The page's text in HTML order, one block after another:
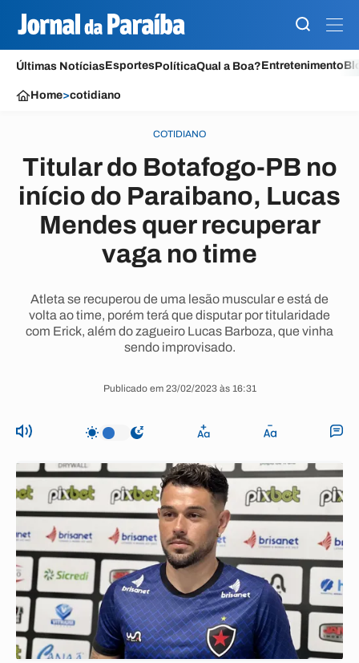
Últimas NotíciasEsportesPolíticaQual a Boa?Entretenimento
Home>cotidiano
COTIDIANO
Titular do Botafogo-PB no
início do Paraibano, Lucas
Mendes quer recuperar
vaga no time
Atleta se recuperou de uma lesão muscular e está de
volta ao time, porém terá que disputar por titularidade
com Erick, além do zagueiro Lucas Barboza, que vinha
sendo improvisado.
Publicado em 23/02/2023 às 16:31